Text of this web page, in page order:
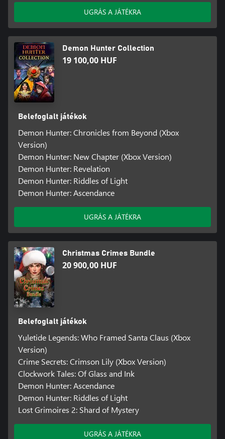
UGRÁS A JÁTÉKRA
Demon Hunter Collection
19 100,00 HUF
Belefoglalt játékok
Demon Hunter: Chronicles from Beyond (Xbox
Version)
Demon Hunter: New Chapter (Xbox Version)
Demon Hunter: Revelation
Demon Hunter: Riddles of Light
Demon Hunter: Ascendance
UGRÁS A JÁTÉKRA
Christmas Crimes Bundle
20 900,00 HUF
Belefoglalt játékok
Yuletide Legends: Who Framed Santa Claus (Xbox
Version)
Crime Secrets: Crimson Lily (Xbox Version)
Clockwork Tales: Of Glass and Ink
Demon Hunter: Ascendance
Demon Hunter: Riddles of Light
Lost Grimoires 2: Shard of Mystery
UGRÁS A JÁTÉKRA